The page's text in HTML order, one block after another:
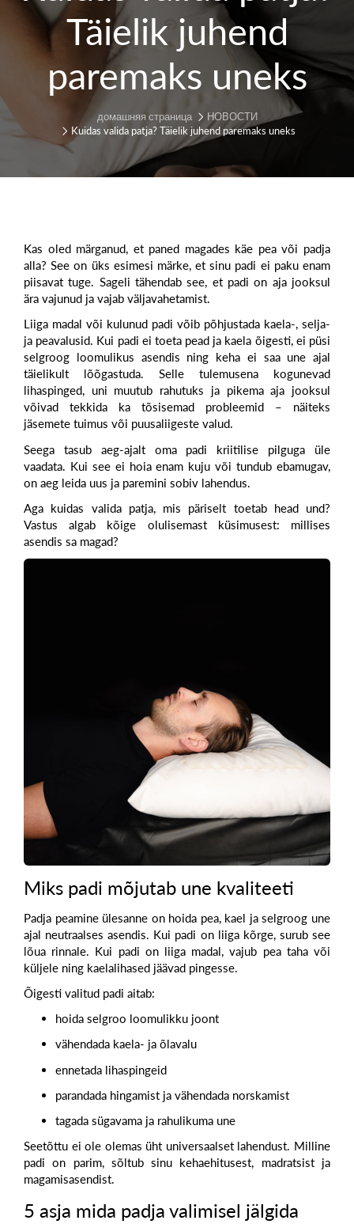
Täielik juhend
paremaks uneks
домашняя страница
НОВОСТИ
Kuidas valida patja? Täielik juhend paremaks uneks
Kas oled märganud, et paned magades käe pea või padja
alla? See on üks esimesi märke, et sinu padi ei paku enam
piisavat tuge. Sageli tähendab see, et padi on aja jooksul
ära vajunud ja vajab väljavahetamist.
Liiga madal või kulunud padi võib põhjustada kaela-, selja-
ja peavalusid. Kui padi ei toeta pead ja kaela õigesti, ei püsi
selgroog loomulikus asendis ning keha ei saa une ajal
täielikult lõõgastuda. Selle tulemusena kogunevad
lihaspinged, uni muutub rahutuks ja pikema aja jooksul
võivad tekkida ka tõsisemad probleemid – näiteks
jäsemete tuimus või puusaliigeste valud.
Seega tasub aeg-ajalt oma padi kriitilise pilguga üle
vaadata. Kui see ei hoia enam kuju või tundub ebamugav,
on aeg leida uus ja paremini sobiv lahendus.
Aga kuidas valida patja, mis päriselt toetab head und?
Vastus algab kõige olulisemast küsimusest: millises
asendis sa magad?
Miks padi mõjutab une kvaliteeti
Padja peamine ülesanne on hoida pea, kael ja selgroog une
ajal neutraalses asendis. Kui padi on liiga kõrge, surub see
lõua rinnale. Kui padi on liiga madal, vajub pea taha või
küljele ning kaelalihased jäävad pingesse.
Õigesti valitud padi aitab:
hoida selgroo loomulikku joont
vähendada kaela- ja õlavalu
ennetada lihaspingeid
parandada hingamist ja vähendada norskamist
tagada sügavama ja rahulikuma une
Seetõttu ei ole olemas üht universaalset lahendust. Milline
padi on parim, sõltub sinu kehaehitusest, madratsist ja
magamisasendist.
5 asja mida padja valimisel jälgida